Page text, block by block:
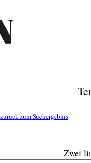
zurück zum Suchergebnis
Zwei